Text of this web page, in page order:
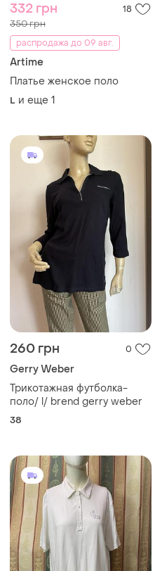
332 грн 18
350 грн
распродажа до 09 авг.
Artime
Платье женское поло
L и еще 1
260 грн 0
Gerry Weber
Трикотажная футболка-
поло/ l/ brend gerry weber
38